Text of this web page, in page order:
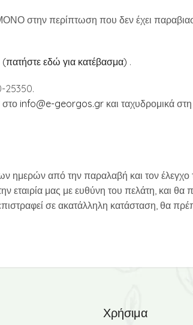
ΜΟΝΟ στην περίπτωση που δεν έχει
εδώ για κατέβασμα) .
25350.
στο info@e-georgos.gr και ταχυδρομικά
ημερών από την παραλαβή και τον
εταιρία μας με ευθύνη του πελάτη, και θα
σε ακατάλληλη κατάσταση, θα
Χρήσιμα